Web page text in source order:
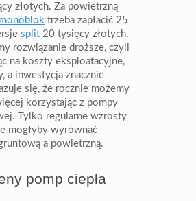
złotych. Za powietrzną
monoblok trzeba zapłacić 25
split 20 tysięcy złotych.
rozwiązanie droższe, czyli
na koszty eksploatacyjne,
a inwestycja znacznie
się, że rocznie możemy
korzystając z pompy
Tylko regularne wzrosty
mogłyby wyrównać
a powietrzną.
pomp ciepła